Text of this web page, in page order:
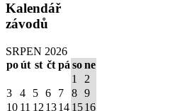
Kalendář
závodů
SRPEN 2026
poút st čt pá sone
1
2
3
4 5 6 7 8 9
10 11 12 1314 1516